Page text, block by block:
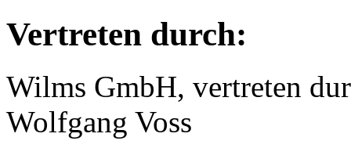
Vertreten durch:
Wilms GmbH, vertreten
Wolfgang Voss